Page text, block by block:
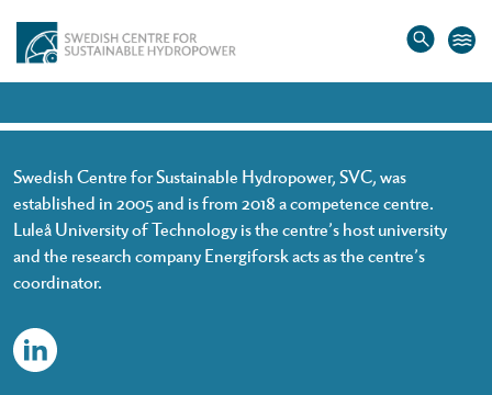
Swedish Centre for Sustainable Hydropower, SVC, was
established in 2005 and is from 2018 a competence centre.
Luleå University of Technology is the centre’s host university
and the research company Energiforsk acts as the centre’s
coordinator.